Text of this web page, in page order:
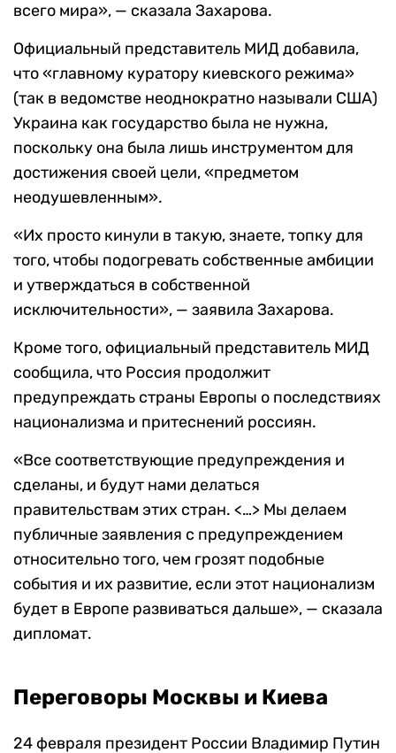
всего мира», — сказала Захарова.
Официальный представитель МИД добавила,
что «главному куратору киевского режима»
(так в ведомстве неоднократно называли США)
Украина как государство была не нужна,
поскольку она была лишь инструментом для
достижения своей цели, «предметом
неодушевленным».
«Их просто кинули в такую, знаете, топку для
того, чтобы подогревать собственные амбиции
и утверждаться в собственной
исключительности», — заявила Захарова.
Кроме того, официальный представитель МИД
сообщила, что Россия продолжит
предупреждать страны Европы о последствиях
национализма и притеснений россиян.
«Все соответствующие предупреждения и
сделаны, и будут нами делаться
правительствам этих стран. <…> Мы делаем
публичные заявления с предупреждением
относительно того, чем грозят подобные
события и их развитие, если этот национализм
будет в Европе развиваться дальше», — сказала
дипломат.
Переговоры Москвы и Киева
24 февраля президент России Владимир Путин